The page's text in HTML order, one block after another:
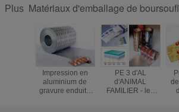
Plus Matériaux d'emballage de
Impression en
aluminium de
gravure enduite
PE 3 d'AL
d'ANIMAL
FAMILIER - les